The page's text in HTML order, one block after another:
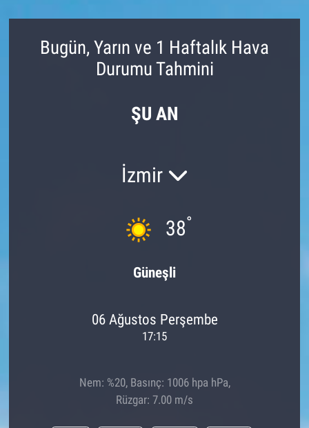
Bugün, Yarın ve 1 Haftalık Hava
Durumu Tahmini
ŞU AN
İzmir
38°
Güneşli
06 Ağustos Perşembe
17:15
Nem: %20, Basınç: 1006 hpa hPa,
Rüzgar: 7.00 m/s